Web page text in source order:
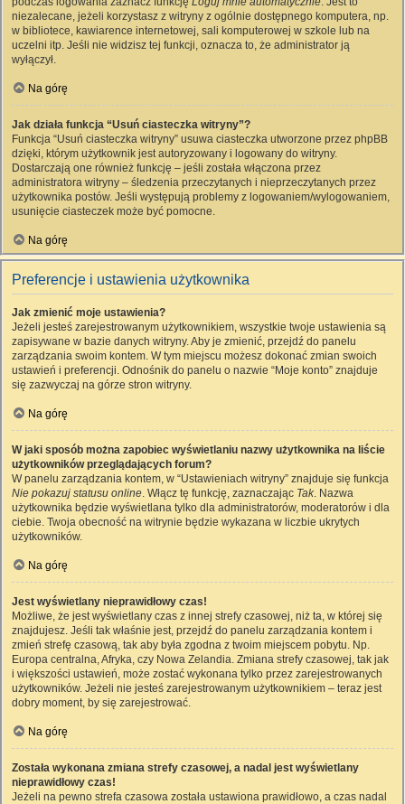
niezalecane, jeżeli korzystasz z witryny z ogólnie dostępnego komputera, np.
w bibliotece, kawiarence internetowej, sali komputerowej w szkole lub na
uczelni itp. Jeśli nie widzisz tej funkcji, oznacza to, że administrator ją
wyłączył.
Na górę
Jak działa funkcja “Usuń ciasteczka witryny”?
Funkcja “Usuń ciasteczka witryny” usuwa ciasteczka utworzone przez phpBB
dzięki, którym użytkownik jest autoryzowany i logowany do witryny.
Dostarczają one również funkcję – jeśli została włączona przez
administratora witryny – śledzenia przeczytanych i nieprzeczytanych przez
użytkownika postów. Jeśli występują problemy z logowaniem/wylogowaniem,
usunięcie ciasteczek może być pomocne.
Na górę
Preferencje i ustawienia użytkownika
Jak zmienić moje ustawienia?
Jeżeli jesteś zarejestrowanym użytkownikiem, wszystkie twoje ustawienia są
zapisywane w bazie danych witryny. Aby je zmienić, przejdź do panelu
zarządzania swoim kontem. W tym miejscu możesz dokonać zmian swoich
ustawień i preferencji. Odnośnik do panelu o nazwie “Moje konto” znajduje
się zazwyczaj na górze stron witryny.
Na górę
W jaki sposób można zapobiec wyświetlaniu nazwy użytkownika na liście
użytkowników przeglądających forum?
W panelu zarządzania kontem, w “Ustawieniach witryny” znajduje się funkcja
Nie pokazuj statusu online. Włącz tę funkcję, zaznaczając Tak. Nazwa
użytkownika będzie wyświetlana tylko dla administratorów, moderatorów i dla
ciebie. Twoja obecność na witrynie będzie wykazana w liczbie ukrytych
użytkowników.
Na górę
Jest wyświetlany nieprawidłowy czas!
Możliwe, że jest wyświetlany czas z innej strefy czasowej, niż ta, w której się
znajdujesz. Jeśli tak właśnie jest, przejdź do panelu zarządzania kontem i
zmień strefę czasową, tak aby była zgodna z twoim miejscem pobytu. Np.
Europa centralna, Afryka, czy Nowa Zelandia. Zmiana strefy czasowej, tak jak
i większości ustawień, może zostać wykonana tylko przez zarejestrowanych
użytkowników. Jeżeli nie jesteś zarejestrowanym użytkownikiem – teraz jest
dobry moment, by się zarejestrować.
Na górę
Została wykonana zmiana strefy czasowej, a nadal jest wyświetlany
nieprawidłowy czas!
Jeżeli na pewno strefa czasowa została ustawiona prawidłowo, a czas nadal